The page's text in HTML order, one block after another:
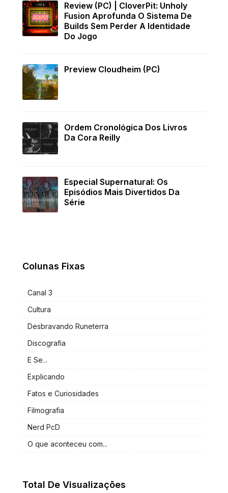
Review (PC) | CloverPit: Unholy
Fusion Aprofunda O Sistema De
Builds Sem Perder A Identidade
Do Jogo
Preview Cloudheim (PC)
Ordem Cronológica Dos Livros
Da Cora Reilly
Especial Supernatural: Os
Episódios Mais Divertidos Da
Série
Colunas Fixas
Canal 3
Cultura
Desbravando Runeterra
Discografia
E Se...
Explicando
Fatos e Curiosidades
Filmografia
Nerd PcD
O que aconteceu com...
Total De Visualizações